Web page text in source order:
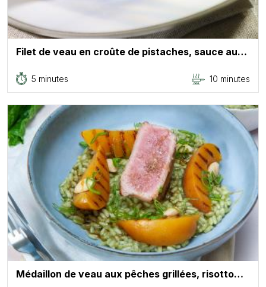
Filet de veau en croûte de pistaches, sauce au…
5 minutes 10 minutes
Médaillon de veau aux pêches grillées, risotto…